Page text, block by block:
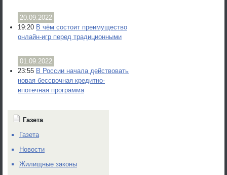
20.09.2022
19:20 В чём состоит преимущество
онлайн-игр перед традиционными
01.09.2022
23:55 В России начала действовать
новая бессрочная кредитно-
ипотечная программа
Газета
Газета
Новости
Жилищные законы